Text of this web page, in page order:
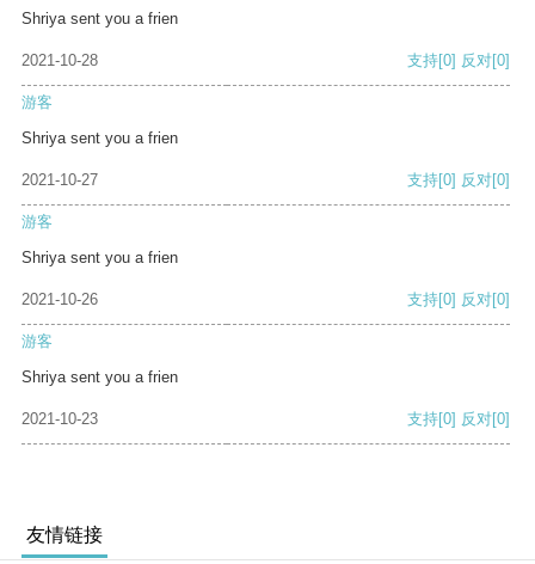
Shriya sent you a frien
2021-10-28 支持[0] 反对[0]
游客
Shriya sent you a frien
2021-10-27 支持[0] 反对[0]
游客
Shriya sent you a frien
2021-10-26 支持[0] 反对[0]
游客
Shriya sent you a frien
2021-10-23 支持[0] 反对[0]
友情链接